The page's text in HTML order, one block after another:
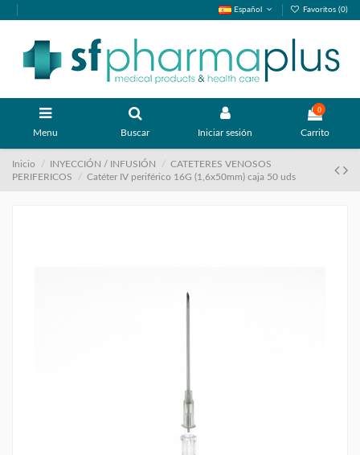
Español Favoritos (0)
Menu Buscar Iniciar sesión
0
Carrito
Inicio INYECCIÓN / INFUSIÓN
CATETERES VENOSOS
PERIFERICOS
Catéter IV periférico 16G (1,6x50mm) caja 50 uds